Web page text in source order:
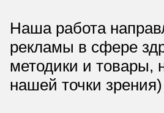
Наша работа
рекламы в сфере
методики и товары,
нашей точки